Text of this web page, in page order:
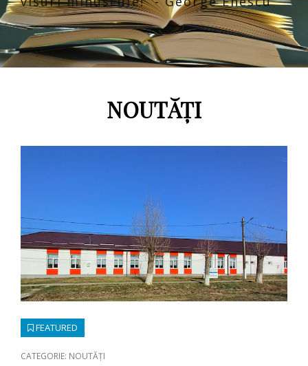
NOUTĂȚI
FEATURED
CAT
CATEGORIE: NOUTĂȚI